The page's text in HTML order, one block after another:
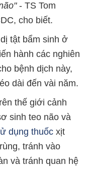
- TS Tom
cho biết.
tật bẩm sinh ở
hành các nghiên
bệnh dịch này,
dài đến vài năm.
thế giới cảnh
sinh teo não và
dụng thuốc xịt
tránh vào
và tránh quan hệ